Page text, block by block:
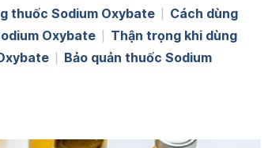
thuốc Sodium Oxybate
Cách dùng
Oxybate
Thận trọng khi dùng
Bảo quản thuốc Sodium